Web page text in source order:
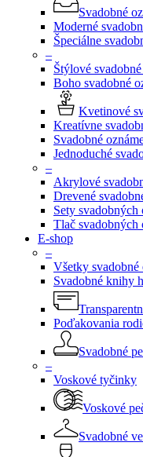
Svadobné
Moderné
Špeciálne
–
Štýlové
Boho svadobné
Kvetinové
Kreatívne
Svadobné
Jednoduché
–
Akrylové
Drevené
Sety svadobných
Tlač svadobných
E-shop
–
Všetky svadobné
Svadobné knihy
Poďakovania
Svadobné
–
Voskové tyčinky
Voskové
Svadobné